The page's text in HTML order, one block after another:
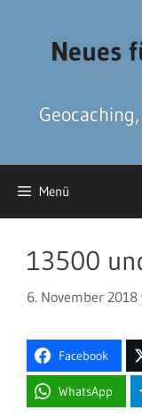
Neues
Menü
13500
6. November 2018
Facebook
WhatsApp